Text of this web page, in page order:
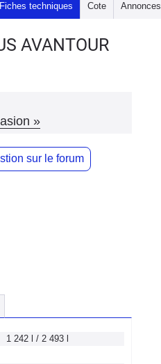
Fiches techniques Cote Annonces
AVANTOUR
»
sur le forum
1 242 l / 2 493 l